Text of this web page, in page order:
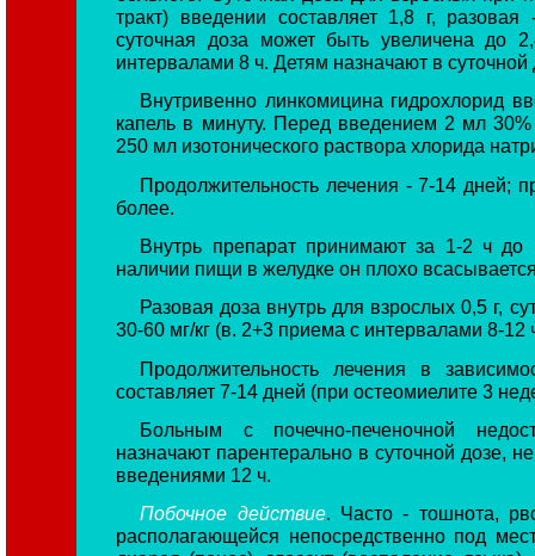
тракт) введении составляет 1,8 г,
суточная доза может быть увеличена до
интервалами 8 ч. Детям назначают в суточной
Внутривенно линкомицина гидрохлорид
капель в минуту. Перед введением 2 мл
250 мл изотонического раствора хлорида
Продолжительность лечения - 7-14 дней;
более.
Внутрь препарат принимают за 1-2 ч
наличии пищи в желудке он плохо
Разовая доза внутрь для взрослых 0,5 г,
30-60 мг/кг (в. 2+3 приема с интервалами 8-12
Продолжительность лечения в
составляет 7-14 дней (при остеомиелите 3
Больным с почечно-печеночной
назначают парентерально в суточной дозе,
введениями 12 ч.
Побочное действие. Часто - тошнота,
располагающейся непосредственно под